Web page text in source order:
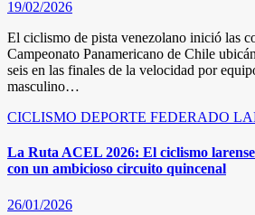
19/02/2026
El ciclismo de pista venezolano inició las
Campeonato Panamericano de Chile
seis en las finales de la velocidad por
masculino…
CICLISMO DEPORTE FEDERADO
La Ruta ACEL 2026: El ciclismo
con un ambicioso circuito quincenal
26/01/2026